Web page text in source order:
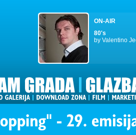
ON-AIR
80's
by Valentino